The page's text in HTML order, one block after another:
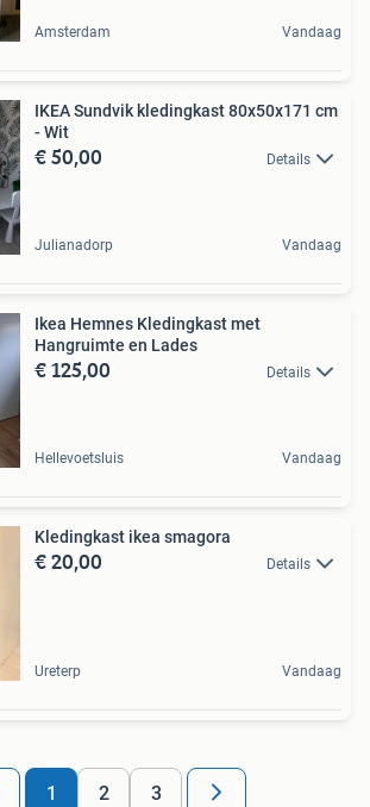
Amsterdam Vandaag
IKEA Sundvik kledingkast 80x50x171 cm
- Wit
€ 50,00 Details
Julianadorp Vandaag
Ikea Hemnes Kledingkast met
Hangruimte en Lades
€ 125,00 Details
Hellevoetsluis Vandaag
Kledingkast ikea smagora
€ 20,00 Details
Ureterp Vandaag
1 2 3